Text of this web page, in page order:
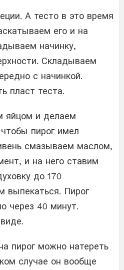
А тесто в это время
его и на
начинку,
Складываем
с начинкой.
пласт теста.
яйцом и делаем
пирог имел
смазываем маслом,
и на него ставим
до 170
выпекаться. Пирог
через 40 минут.
пирог можно натереть
случае он вообще